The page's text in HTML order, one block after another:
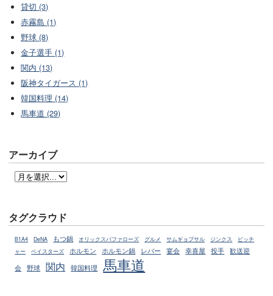
貸切 (3)
赤霧島 (1)
野球 (8)
金子選手 (1)
関内 (13)
阪神タイガース (1)
韓国料理 (14)
馬車道 (29)
アーカイブ
タグクラウド
B1A4 DeNA もつ鍋 オリックスバファローズ グルメ サムギョプサル ジンクス
ピッチ
ャー
ベイスターズ ホルモン ホルモン鍋 レバー 宴会 幸喜屋 投手
歓送迎
会
野球 関内 韓国料理 馬車道